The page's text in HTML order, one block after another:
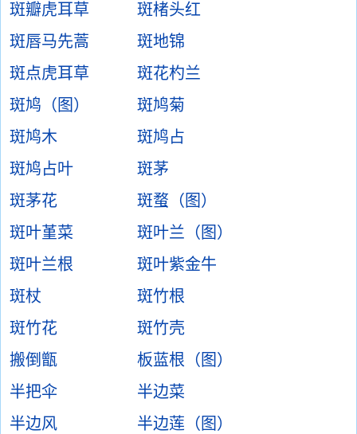
斑瓣虎耳草
斑楮头红
斑唇马先蒿
斑地锦
斑点虎耳草
斑花杓兰
斑鸠（图）
斑鸠菊
斑鸠木
斑鸠占
斑鸠占叶
斑茅
斑茅花
斑蝥（图）
斑叶堇菜
斑叶兰（图）
斑叶兰根
斑叶紫金牛
斑杖
斑竹根
斑竹花
斑竹壳
搬倒甑
板蓝根（图）
半把伞
半边菜
半边风
半边莲（图）